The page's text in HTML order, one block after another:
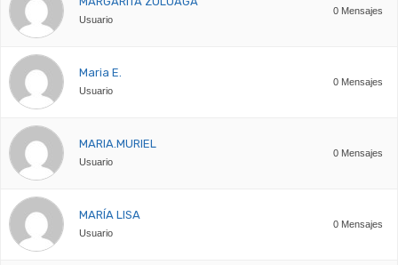
Usuario
0 Mensajes
Maria E.
Usuario
0 Mensajes
MARIA.MURIEL
Usuario
0 Mensajes
MARÍA LISA
Usuario
0 Mensajes